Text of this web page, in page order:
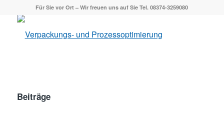
Für Sie vor Ort – Wir freuen uns auf Sie Tel. 08374-3259080
Beiträge